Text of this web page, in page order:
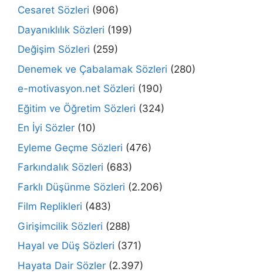
Cesaret Sözleri (906)
Dayanıklılık Sözleri (199)
Değişim Sözleri (259)
Denemek ve Çabalamak Sözleri (280)
e-motivasyon.net Sözleri (190)
Eğitim ve Öğretim Sözleri (324)
En İyi Sözler (10)
Eyleme Geçme Sözleri (476)
Farkındalık Sözleri (683)
Farklı Düşünme Sözleri (2.206)
Film Replikleri (483)
Girişimcilik Sözleri (288)
Hayal ve Düş Sözleri (371)
Hayata Dair Sözler (2.397)